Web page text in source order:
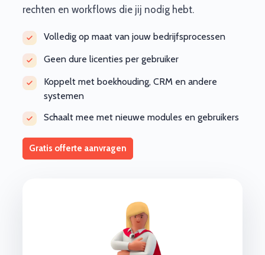
rechten en workflows die jij nodig hebt.
Volledig op maat van jouw bedrijfsprocessen
Geen dure licenties per gebruiker
Koppelt met boekhouding, CRM en andere
systemen
Schaalt mee met nieuwe modules en gebruikers
Gratis offerte aanvragen